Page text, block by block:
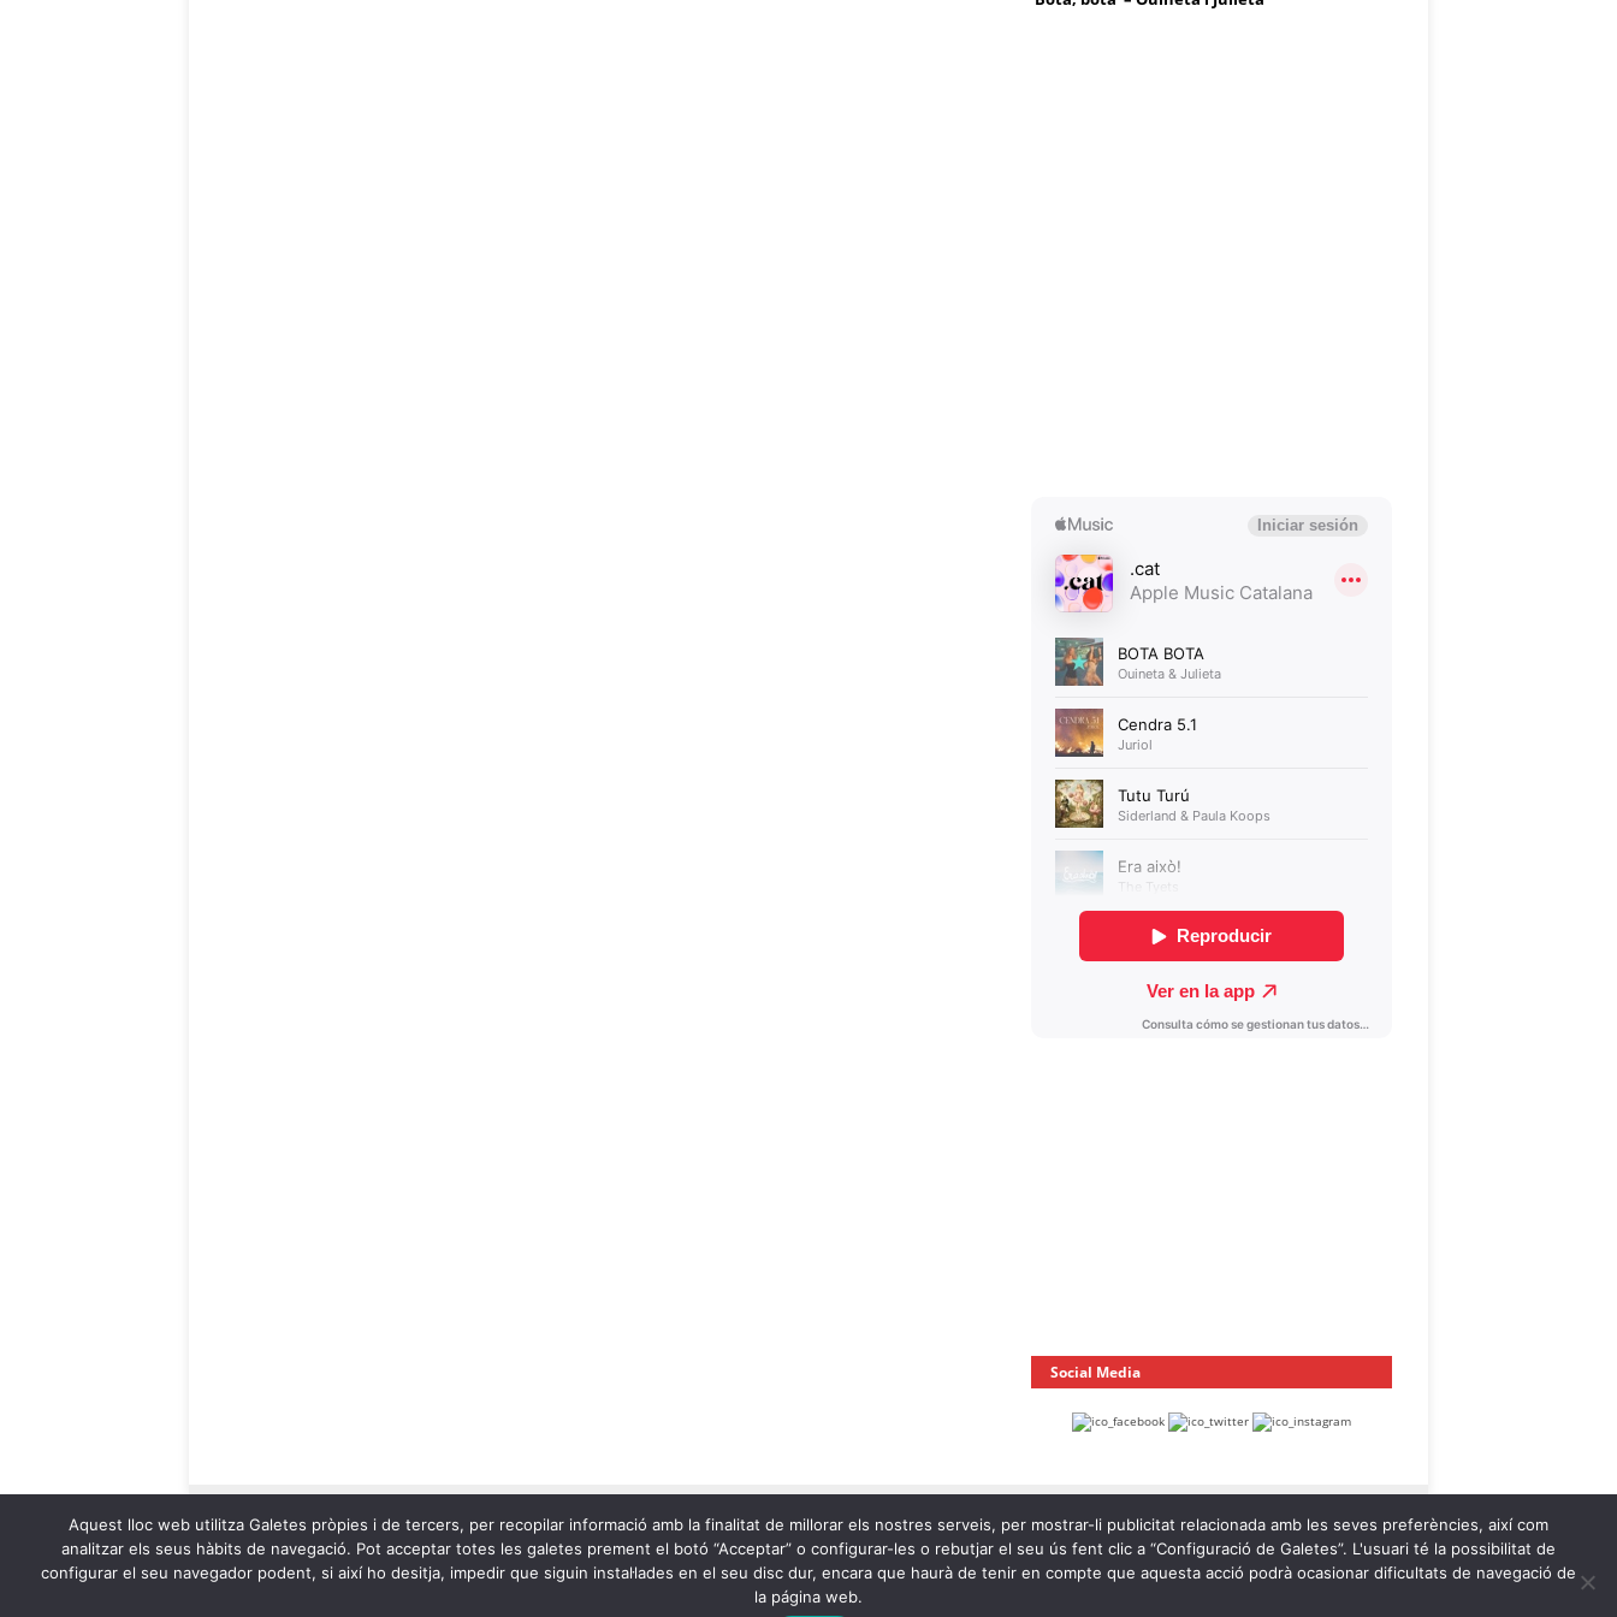
Social Media
Aquest lloc web utilitza Galetes pròpies i de tercers, per recopilar informació amb la finalitat de millorar els nostres serveis, per mostrar-li publicitat relacionada amb les seves preferències, així com
analitzar els seus hàbits de navegació. Pot acceptar totes les galetes prement el botó “Acceptar” o configurar-les o rebutjar el seu ús fent clic a “Configuració de Galetes”. L'usuari té la possibilitat de
configurar el seu navegador podent, si així ho desitja, impedir que siguin instal·lades en el seu disc dur, encara que haurà de tenir en compte que aquesta acció podrà ocasionar dificultats de navegació de
la página web.